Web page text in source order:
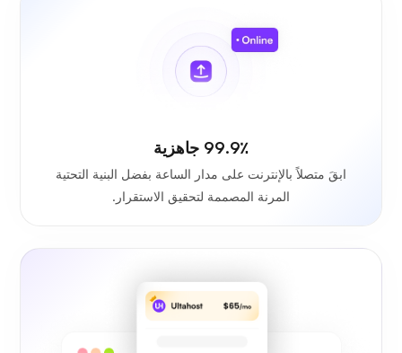
99.9٪ جاهزية
ابقَ متصلاً بالإنترنت على مدار الساعة بفضل البنية التحتية
المرنة المصممة لتحقيق الاستقرار.